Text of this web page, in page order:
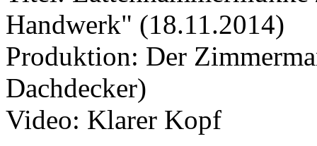
Handwerk" (18.11.2014)
Produktion: Der
Dachdecker)
Video: Klarer Kopf